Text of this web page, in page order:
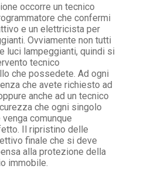
occorre un tecnico
che confermi
e un elettricista per
Ovviamente non tutti
luci lampeggianti, quindi si
tecnico
che possedete. Ad ogni
che avete richiesto ad
anche ad un tecnico
che ogni singolo
comunque
Il ripristino delle
finale che si deve
alla protezione della
immobile.